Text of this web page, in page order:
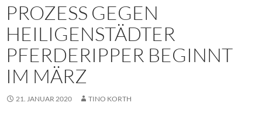
PROZESS GEGEN
HEILIGENSTÄDTER
PFERDERIPPER BEGINNT
IM MÄRZ
21. JANUAR 2020 TINO KORTH